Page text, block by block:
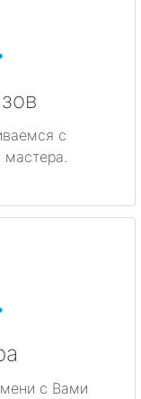
с
мастера.
с Вами